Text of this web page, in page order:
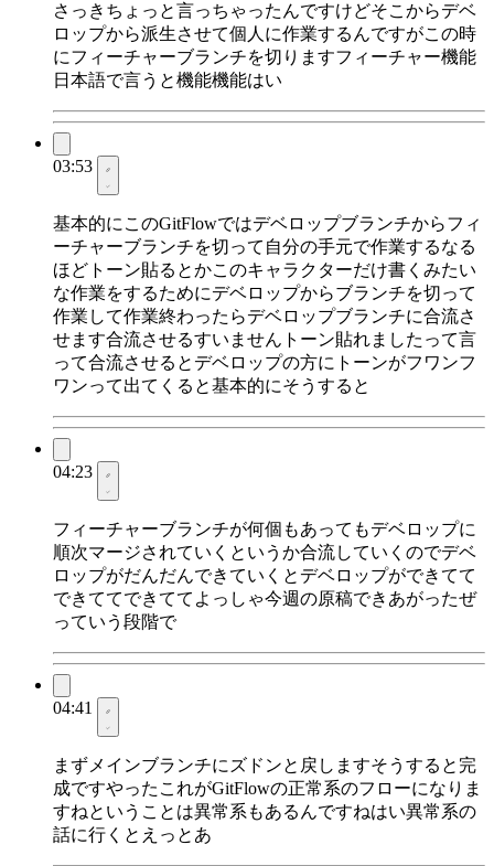
さっきちょっと言っちゃったんですけどそこからデベ
ロップから派生させて個人に作業するんですがこの時
にフィーチャーブランチを切りますフィーチャー機能
日本語で言うと機能機能はい
03:53
基本的にこのGitFlowではデベロップブランチからフィ
ーチャーブランチを切って自分の手元で作業するなる
ほどトーン貼るとかこのキャラクターだけ書くみたい
な作業をするためにデベロップからブランチを切って
作業して作業終わったらデベロップブランチに合流さ
せます合流させるすいませんトーン貼れましたって言
って合流させるとデベロップの方にトーンがフワンフ
ワンって出てくると基本的にそうすると
04:23
フィーチャーブランチが何個もあってもデベロップに
順次マージされていくというか合流していくのでデベ
ロップがだんだんできていくとデベロップができてて
できててできててよっしゃ今週の原稿できあがったぜ
っていう段階で
04:41
まずメインブランチにズドンと戻しますそうすると完
成ですやったこれがGitFlowの正常系のフローになりま
すねということは異常系もあるんですねはい異常系の
話に行くとえっとあ